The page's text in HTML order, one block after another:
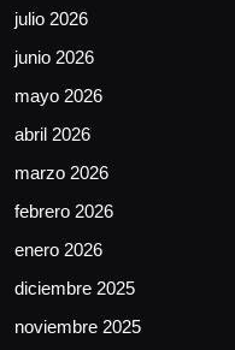
julio 2026
junio 2026
mayo 2026
abril 2026
marzo 2026
febrero 2026
enero 2026
diciembre 2025
noviembre 2025